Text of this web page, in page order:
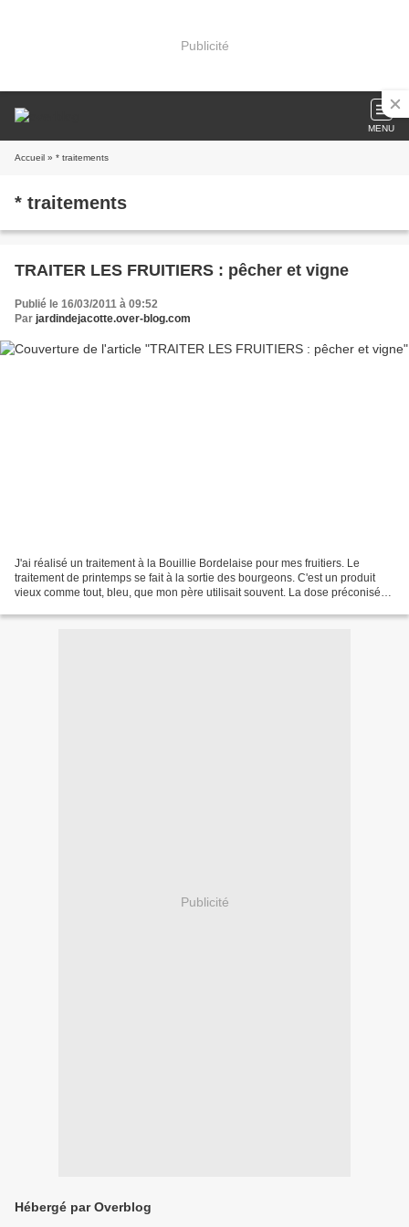
Publicité
MENU
Accueil » * traitements
* traitements
TRAITER LES FRUITIERS : pêcher et vigne
Publié le 16/03/2011 à 09:52
Par jardindejacotte.over-blog.com
J'ai réalisé un traitement à la Bouillie Bordelaise pour mes fruitiers. Le
traitement de printemps se fait à la sortie des bourgeons. C'est un produit
vieux comme tout, bleu, que mon père utilisait souvent. La dose préconisée
Publicité
Hébergé par Overblog